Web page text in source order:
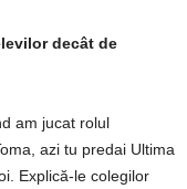
decât de
am jucat rolul
azi tu predai Ultima
Explică-le colegilor